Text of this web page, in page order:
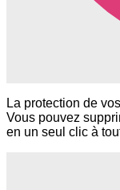
La protection de
Vous pouvez
en un seul clic à